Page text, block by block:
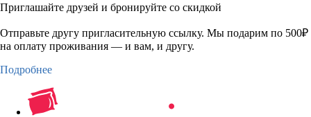
Приглашайте друзей и бронируйте со скидкой
Отправьте другу пригласительную ссылку. Мы подарим по 500₽
на оплату проживания — и вам, и другу.
Подробнее